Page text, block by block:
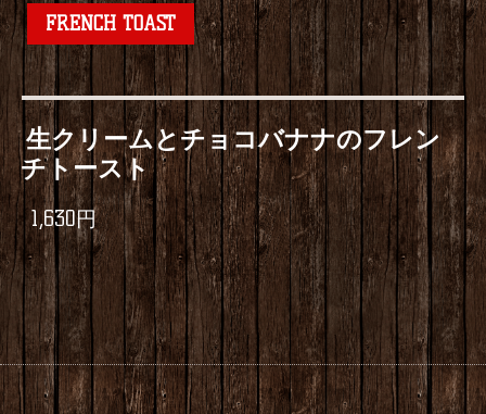
FRENCH TOAST
生クリームとチョコバナナのフレン
チトースト
1,630円